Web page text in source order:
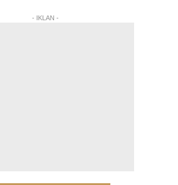
- IKLAN -